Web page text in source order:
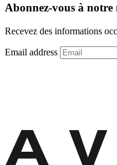
Abonnez-vous à notre
Recevez des informations
Email address